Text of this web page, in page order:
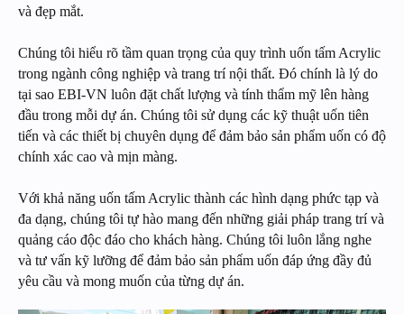
và đẹp mắt.
Chúng tôi hiểu rõ tầm quan trọng của quy trình uốn tấm Acrylic
trong ngành công nghiệp và trang trí nội thất. Đó chính là lý do
tại sao EBI-VN luôn đặt chất lượng và tính thẩm mỹ lên hàng
đầu trong mỗi dự án. Chúng tôi sử dụng các kỹ thuật uốn tiên
tiến và các thiết bị chuyên dụng để đảm bảo sản phẩm uốn có độ
chính xác cao và mịn màng.
Với khả năng uốn tấm Acrylic thành các hình dạng phức tạp và
đa dạng, chúng tôi tự hào mang đến những giải pháp trang trí và
quảng cáo độc đáo cho khách hàng. Chúng tôi luôn lắng nghe
và tư vấn kỹ lưỡng để đảm bảo sản phẩm uốn đáp ứng đầy đủ
yêu cầu và mong muốn của từng dự án.